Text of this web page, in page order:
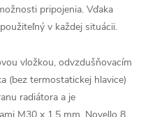
pripojenia. Vďaka
v každej situácii.
vložkou, odvzdušňovacím
(bez termostatickej hlavice)
radiátora a je